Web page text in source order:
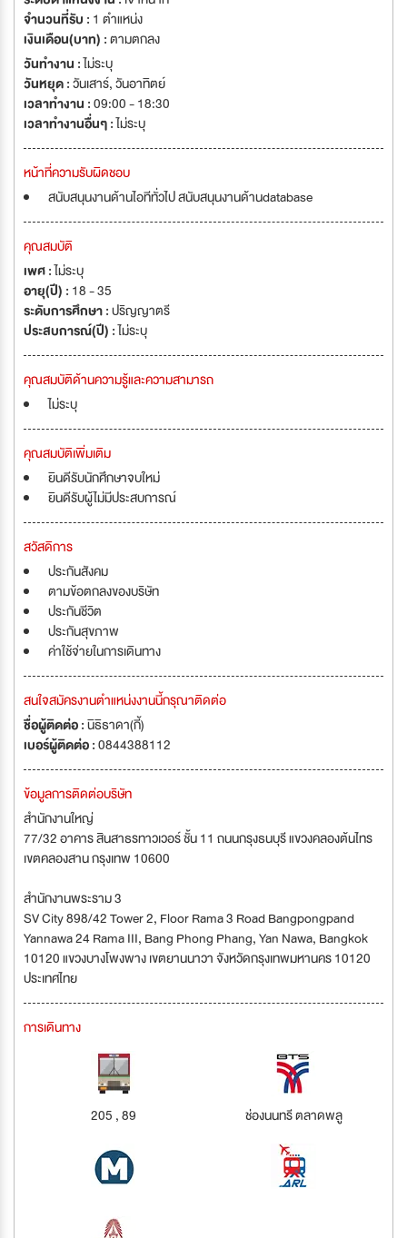
จำนวนที่รับ : 1 ตำแหน่ง
เงินเดือน(บาท) :ตามตกลง
วันทำงาน :ไม่ระบุ
วันหยุด :วันเสาร์,วันอาทิตย์
เวลาทำงาน :09:00 - 18:30
เวลาทำงานอื่นๆ :ไม่ระบุ
หน้าที่ความรับผิดชอบ
สนับสนุนงานด้านไอทีทั่วไป สนับสนุนงานด้านdatabase
คุณสมบัติ
เพศ :ไม่ระบุ
อายุ(ปี) : 18 - 35
ระดับการศึกษา :ปริญญาตรี
ประสบการณ์(ปี) :ไม่ระบุ
คุณสมบัติด้านความรู้และความสามารถ
ไม่ระบุ
คุณสมบัติเพิ่มเติม
ยินดีรับนักศึกษาจบใหม่
ยินดีรับผู้ไม่มีประสบการณ์
สวัสดิการ
ประกันสังคม
ตามข้อตกลงของบริษัท
ประกันชีวิต
ประกันสุขภาพ
ค่าใช้จ่ายในการเดินทาง
สนใจสมัครงานตำแหน่งงานนี้กรุณาติดต่อ
ชื่อผู้ติดต่อ :นิธิธาดา(กี้)
เบอร์ผู้ติดต่อ :0844388112
ข้อมูลการติดต่อบริษัท
สำนักงานใหญ่
77/32 อาคาร สินสาธรทาวเวอร์ ชั้น 11 ถนนกรุงธนบุรี แขวงคลองต้นไทร
เขตคลองสาน กรุงเทพ 10600
สำนักงานพระราม 3
SV City 898/42 Tower 2, Floor Rama 3 Road Bangpongpand
Yannawa 24 Rama III, Bang Phong Phang, Yan Nawa, Bangkok
10120 แขวงบางโพงพาง เขตยานนาวา จังหวัดกรุงเทพมหานคร 10120
ประเทศไทย
การเดินทาง
205 , 89 ช่องนนทรี ตลาดพลู